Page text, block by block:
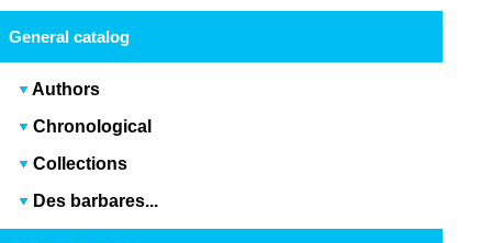
General catalog
Authors
Chronological
Collections
Des barbares...